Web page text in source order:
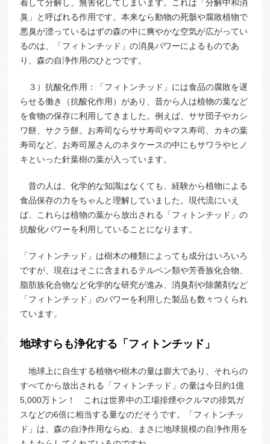
着して分解し、無害化してしまいます。これは「分解中和消
臭」と呼ばれる作用です。本来なら動物の死骸や腐敗植物で
悪臭が漂っているはずの森の中に爽やかな空気が広がってい
るのは、「フィトンチッド」の消臭パワーによるものであ
り、森の自浄作用のひとつです。
３）抗酸化作用：「フィトンチッド」には食品の腐敗を遅
らせる働き（抗酸化作用）があり、昔から人は植物の葉など
を食物の保存に利用してきました。例えば、ササ団子やカシ
ワ餅、サクラ餅。お寿司ならササ寿司やマス寿司、カキの葉
寿司など。お寿司屋さんのネタケースの中にもサワラやヒノ
キといった針葉樹の葉が入っています。
昔の人は、化学的な知識はなくても、経験から植物による
食品保存の力をちゃんと理解していました。現代流にいえ
ば、これらは植物の葉から放出される「フィトンチッド」の
抗酸化パワーを利用していることになります。
「フィトンチッド」は樹木の種類によっても成分はいろいろ
ですが、現在はそこに含まれるテルペン類や芳香族化合物、
脂肪族化合物など化学的な研究が進み、消臭剤や除菌剤など
「フィトンチッド」のパワーを利用した製品も数々つくられ
ています。
地球すらも浄化する「フィトンチッド」
地球上に自生する植物や樹木の量は膨大であり、それらの
すべてから放出される「フィトンチッド」の量は今日約1億
5,000万トン！ これは世界中の工場排煙やクルマの排気ガ
スなどの6倍に相当する量なのだそうです。「フィトンチッ
ド」は、森の自浄作用ならぬ、まさに地球規模の自浄作用を